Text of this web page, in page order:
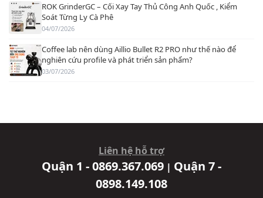
ROK GrinderGC – Cối Xay Tay Thủ Công Anh Quốc , Kiểm
Soát Từng Ly Cà Phê
04/07/2026
Coffee lab nên dùng Aillio Bullet R2 PRO như thế nào để
nghiên cứu profile và phát triển sản phẩm?
03/07/2026
Liên hệ hỗ trợ
Quận 1 - 0869.367.069 | Quận 7 -
0898.149.108